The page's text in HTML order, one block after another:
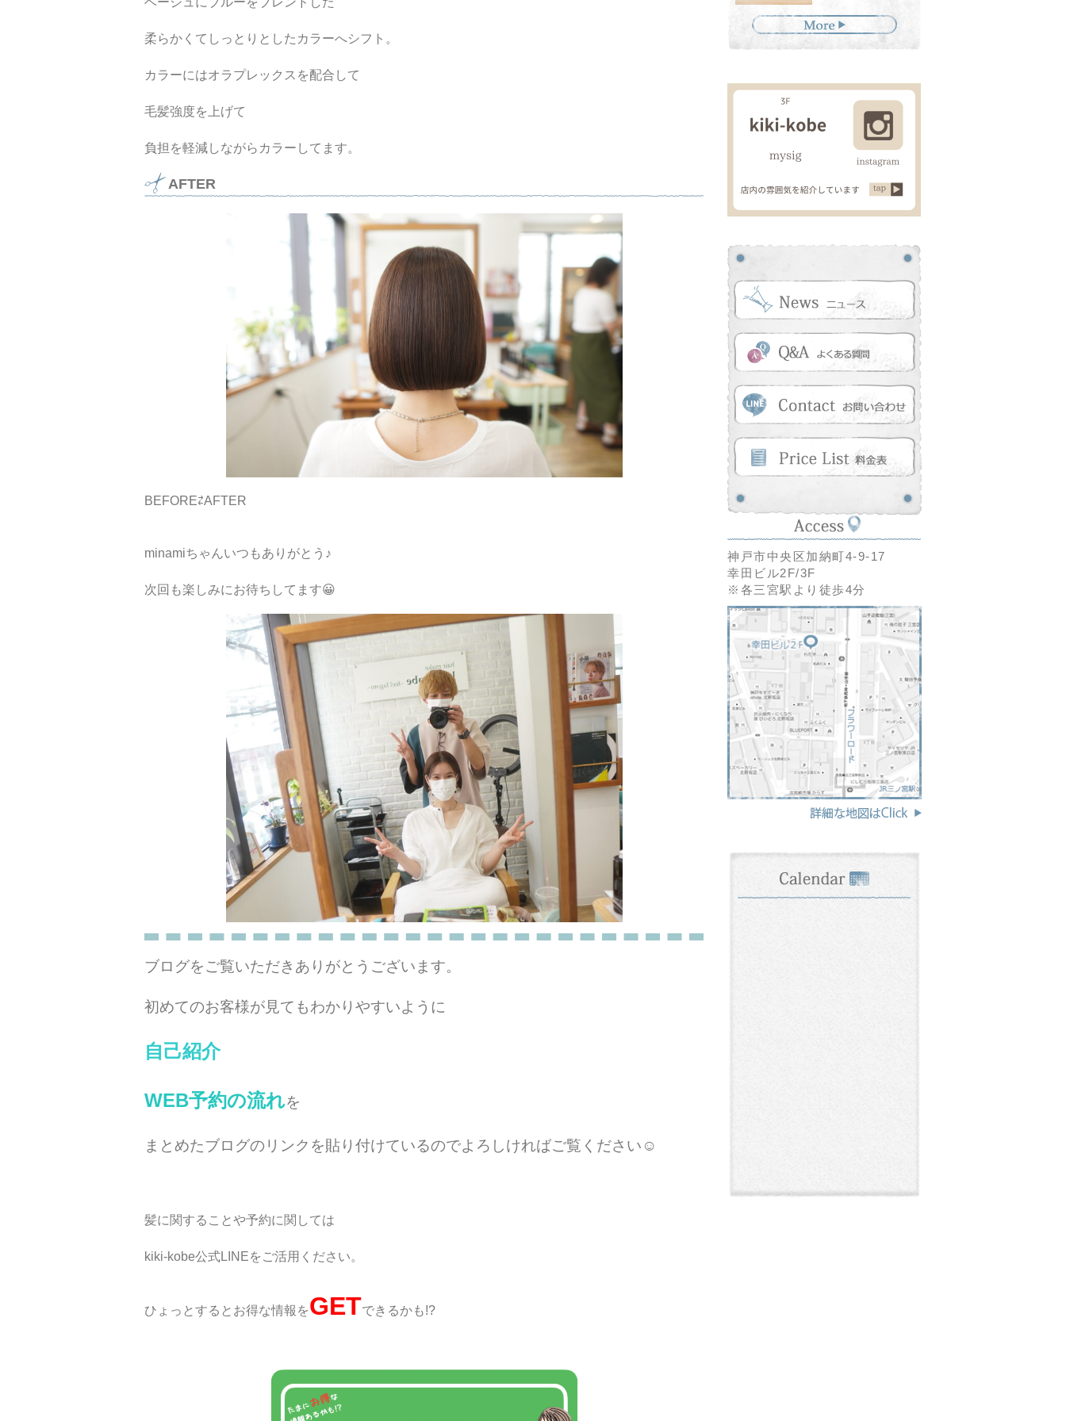
柔らかくてしっとりとしたカラーへシフト。
カラーにはオラプレックスを配合して
毛髪強度を上げて
負担を軽減しながらカラーしてます。
AFTER
BEFORE⇄AFTER
minamiちゃんいつもありがとう♪
次回も楽しみにお待ちしてます😀
ブログをご覧いただきありがとうございます。
初めてのお客様が見てもわかりやすいように
自己紹介
WEB予約の流れを
まとめたブログのリンクを貼り付けているのでよろしければご覧ください☺︎
髪に関することや予約に関しては
kiki-kobe公式LINEをご活用ください。
ひょっとするとお得な情報をGETできるかも!?
神戸市中央区加納町4-9-17
幸田ビル2F/3F
※各三宮駅より徒歩4分